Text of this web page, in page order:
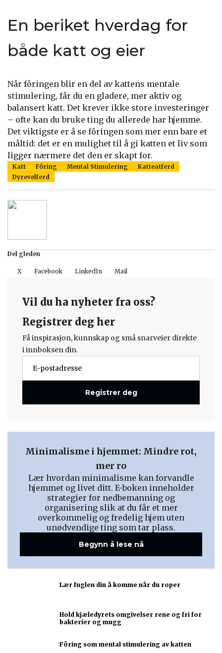
En beriket hverdag for
både katt og eier
Når fôringen blir en del av kattens mentale
stimulering, får du en gladere, mer aktiv og
balansert katt. Det krever ikke store investeringer
– ofte kan du bruke ting du allerede har hjemme.
Det viktigste er å se fôringen som mer enn bare et
måltid: det er en mulighet til å gi katten et liv som
ligger nærmere det den er skapt for.
Katt Fôring Mental Stimulering
Katteatferd
Dyrevelferd
Del gleden
X Facebook LinkedIn Mail
Vil du ha nyheter fra oss?
Registrer deg her
Få inspirasjon, kunnskap og små snarveier direkte
i innboksen din.
Registrer deg
Minimalisme i hjemmet: Mindre rot,
mer ro
Lær hvordan minimalisme kan forvandle
hjemmet og livet ditt. E-boken inneholder
strategier for nedbemanning og
organisering slik at du får et mer
overkommelig og fredelig hjem uten
unødvendige ting som tar plass.
Begynn å lese nå
Lær fuglen din å komme når du roper
Hold kjæledyrets omgivelser rene og fri for
bakterier og mugg
Fôring som mental stimulering av katten